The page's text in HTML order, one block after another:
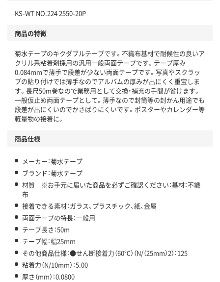
KS-WT NO.224 2550-20P
商品の特徴
菊水テープのキクダブルテープです。不織布基材で耐候性の良いア
クリル系粘着剤採用の汎用一般両面テープです。テープ厚み
0.084mmで薄手で段差が少ない両面テープです。写真やスクラッ
プの貼り付けでは薄手なのでアルバムの厚みが出にくく重宝しま
す。長尺50m巻なので業務用として交換・補充の手間が省けます。
一般仮止め両面テープとして。薄手なので封筒等の封かん用途でも
段差が出にくいのでかさばりにくいです。ポスターやカレンダー等
軽量物の接着に。
商品仕様
メーカー：菊水テープ
ブランド：菊水テープ
材質 ※お手元に届いた商品を必ずご確認ください：基材：不織
布
接着できる素材：ガラス、プラスチック、紙、金属
両面テープの特長：一般用
テープ長さ：50m
テープ幅：幅25mm
その他商品仕様：●せん断接着力（60℃）（N/（25mm）2）：125
粘着力（N/10mm）：5.00
厚さ（mm）：0.0800